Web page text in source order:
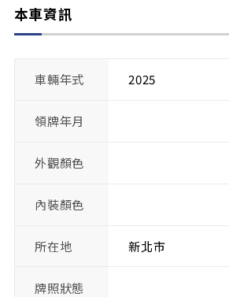
本車資訊
車輛年式 2025
領牌年月
外觀顏色
內裝顏色
所在地 新北市
牌照狀態